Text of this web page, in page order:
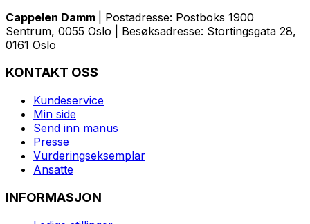
Cappelen Damm
| Postadresse: Postboks 1900
Sentrum, 0055 Oslo | Besøksadresse: Stortingsgata 28,
0161 Oslo
KONTAKT OSS
Kundeservice
Min side
Send inn manus
Presse
Vurderingseksemplar
Ansatte
INFORMASJON